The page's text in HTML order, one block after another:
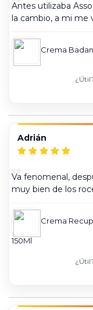
Antes utilizaba
la cambio, a mi me
Crema
Adrián
Va fenomenal,
muy bien de los
Crema
150Ml